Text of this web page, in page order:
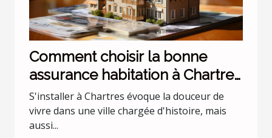
Comment choisir la bonne
assurance habitation à Chartres
?
S'installer à Chartres évoque la douceur de
vivre dans une ville chargée d'histoire, mais
aussi...